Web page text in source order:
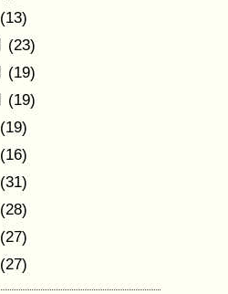
(13)
(23)
(19)
(19)
(19)
(16)
(31)
(28)
(27)
(27)